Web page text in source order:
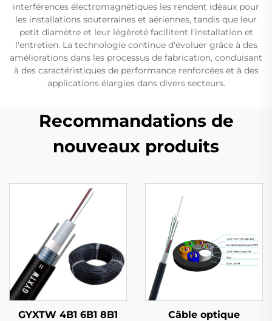
interférences électromagnétiques les rendent idéaux pour
les installations souterraines et aériennes, tandis que leur
petit diamètre et leur légèreté facilitent l'installation et
l'entretien. La technologie continue d'évoluer grâce à des
améliorations dans les processus de fabrication, conduisant
à des caractéristiques de performance renforcées et à des
applications élargies dans divers secteurs.
Recommandations de
nouveaux produits
GYXTW 4B1 6B1 8B1
Câble optique